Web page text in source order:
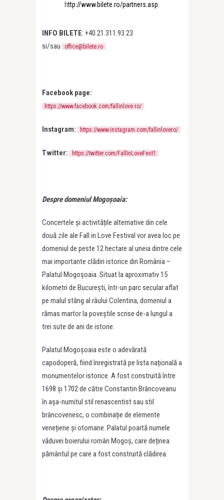
http://www.bilete.ro/partners.asp
INFO BILETE: +40.21.311.93.23
si/sau
office@bilete.ro
Facebook page:
https://www.facebook.com/fallinlove.ro/
Instagram: https://www.instagram.com/fallinlovero/
Twitter: https://twitter.com/FallInLoveFest1
Despre domeniul Mogoșoaia:
Concertele și activitățile alternative din cele
două zile ale Fall in Love Festival vor avea loc pe
domeniul de peste 12 hectare al uneia dintre cele
mai importante clădiri istorice din România –
Palatul Mogoșoaia. Situat la aproximativ 15
kilometri de București, într-un parc secular aflat
pe malul stâng al râului Colentina, domeniul a
rămas martor la poveștile scrise de-a lungul a
trei sute de ani de istorie.
Palatul Mogoșoaia este o adevărată
capodoperă, fiind înregistrată pe lista națională a
monumentelor istorice. A fost construită între
1698 și 1702 de către Constantin Brâncoveanu
în așa-numitul stil renascentist sau stil
brâncovenesc, o combinație de elemente
venețiene și otomane. Palatul poartă numele
văduvei boierului român Mogoș, care deținea
pământul pe care a fost construită clădirea.